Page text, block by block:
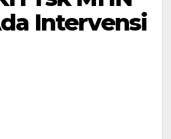
Intervensi